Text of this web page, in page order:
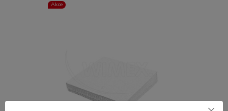
Akce